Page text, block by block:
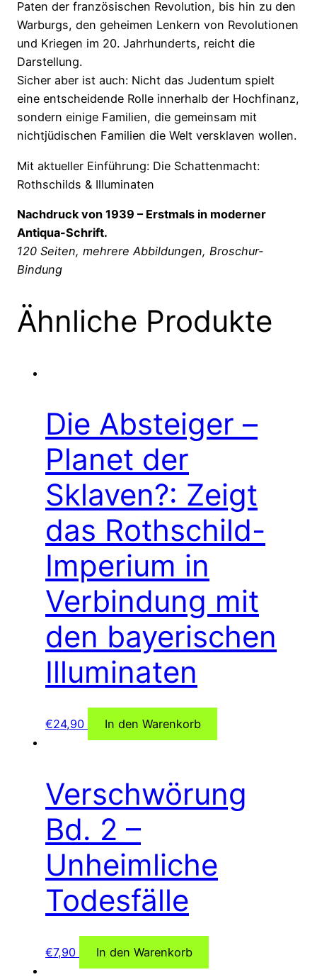
Paten der französischen Revolution, bis hin zu den
Warburgs, den geheimen Lenkern von Revolutionen
und Kriegen im 20. Jahrhunderts, reicht die
Darstellung.
Sicher aber ist auch: Nicht das Judentum spielt
eine entscheidende Rolle innerhalb der Hochfinanz,
sondern einige Familien, die gemeinsam mit
nichtjüdischen Familien die Welt versklaven wollen.
Mit aktueller Einführung: Die Schattenmacht:
Rothschilds & Illuminaten
Nachdruck von 1939 – Erstmals in moderner
Antiqua-Schrift.
120 Seiten, mehrere Abbildungen, Broschur-
Bindung
Ähnliche Produkte
Die Absteiger –
Planet der
Sklaven?: Zeigt
das Rothschild-
Imperium in
Verbindung mit
den bayerischen
Illuminaten
€24,90 In den Warenkorb
Verschwörung
Bd. 2 –
Unheimliche
Todesfälle
€7,90 In den Warenkorb